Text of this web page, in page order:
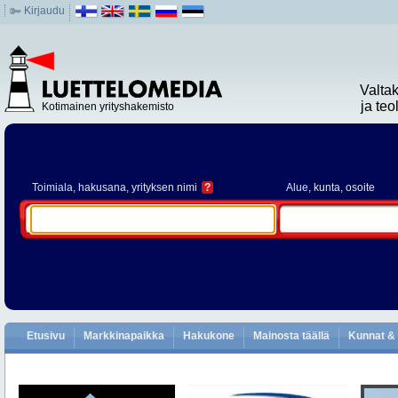
Kirjaudu
Kotimainen yrityshakemisto
ja
Toimiala, hakusana, yrityksen nimi ? Alue, kunta, osoite
Etusivu Markkinapaikka Hakukone Mainosta täällä Kunnat